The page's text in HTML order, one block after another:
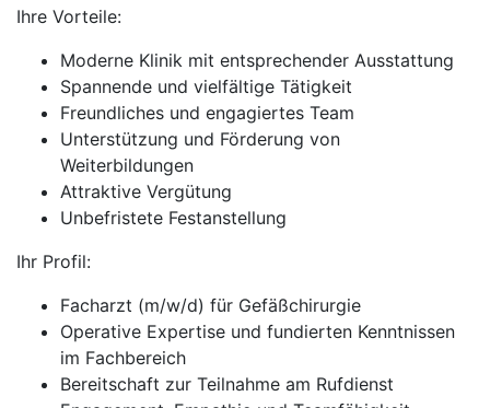
Ihre Vorteile:
Moderne Klinik mit entsprechender Ausstattung
Spannende und vielfältige Tätigkeit
Freundliches und engagiertes Team
Unterstützung und Förderung von
Weiterbildungen
Attraktive Vergütung
Unbefristete Festanstellung
Ihr Profil:
Facharzt (m/w/d) für Gefäßchirurgie
Operative Expertise und fundierten Kenntnissen
im Fachbereich
Bereitschaft zur Teilnahme am Rufdienst